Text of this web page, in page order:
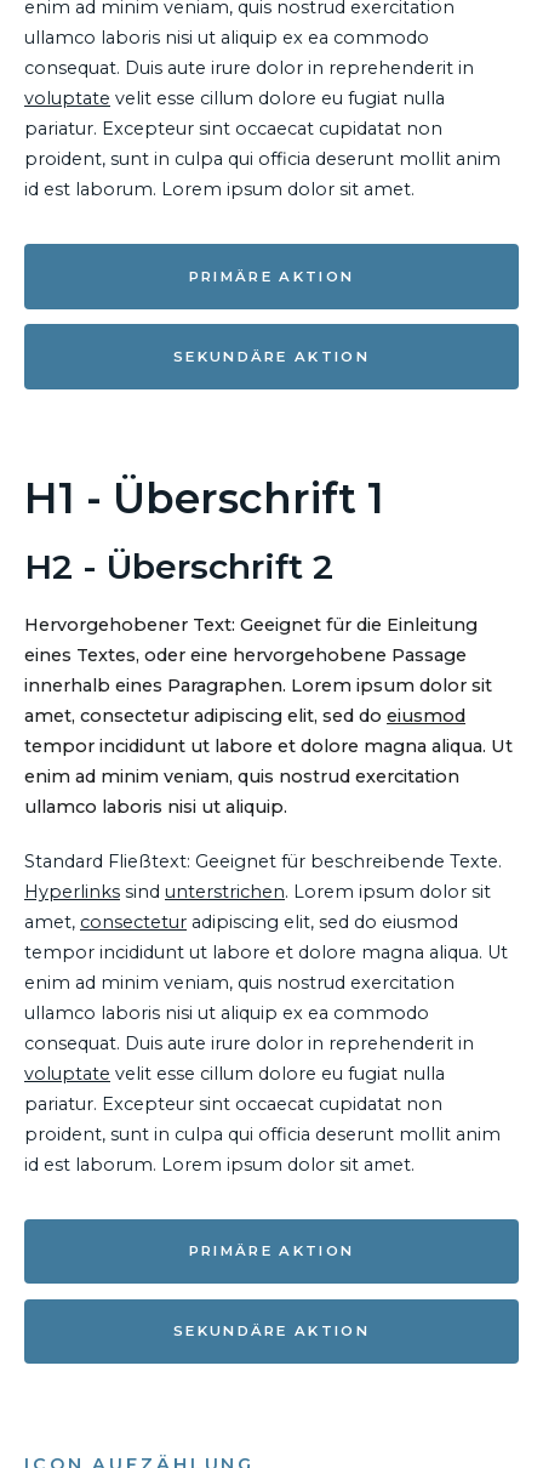
enim ad minim veniam, quis nostrud exercitation
ullamco laboris nisi ut aliquip ex ea commodo
consequat. Duis aute irure dolor in reprehenderit in
voluptate velit esse cillum dolore eu fugiat nulla
pariatur. Excepteur sint occaecat cupidatat non
proident, sunt in culpa qui officia deserunt mollit anim
id est laborum. Lorem ipsum dolor sit amet.
PRIMÄRE AKTION
SEKUNDÄRE AKTION
H1 - Überschrift 1
H2 - Überschrift 2
Hervorgehobener Text: Geeignet für die Einleitung
eines Textes, oder eine hervorgehobene Passage
innerhalb eines Paragraphen. Lorem ipsum dolor sit
amet, consectetur adipiscing elit, sed do eiusmod
tempor incididunt ut labore et dolore magna aliqua. Ut
enim ad minim veniam, quis nostrud exercitation
ullamco laboris nisi ut aliquip.
Standard Fließtext: Geeignet für beschreibende Texte.
Hyperlinks sind unterstrichen. Lorem ipsum dolor sit
amet, consectetur adipiscing elit, sed do eiusmod
tempor incididunt ut labore et dolore magna aliqua. Ut
enim ad minim veniam, quis nostrud exercitation
ullamco laboris nisi ut aliquip ex ea commodo
consequat. Duis aute irure dolor in reprehenderit in
voluptate velit esse cillum dolore eu fugiat nulla
pariatur. Excepteur sint occaecat cupidatat non
proident, sunt in culpa qui officia deserunt mollit anim
id est laborum. Lorem ipsum dolor sit amet.
PRIMÄRE AKTION
SEKUNDÄRE AKTION